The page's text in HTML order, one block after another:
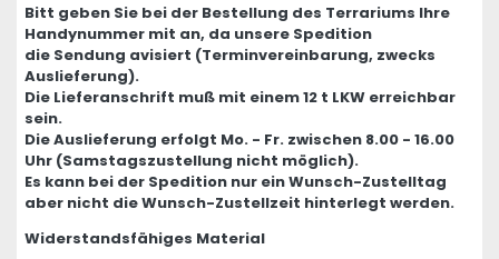
Bitt geben Sie bei der Bestellung des Terrariums Ihre
Handynummer mit an, da unsere Spedition
die Sendung avisiert (Terminvereinbarung, zwecks
Auslieferung).
Die Lieferanschrift muß mit einem 12 t LKW erreichbar
sein.
Die Auslieferung erfolgt Mo. - Fr. zwischen 8.00 - 16.00
Uhr (Samstagszustellung nicht möglich).
Es kann bei der Spedition nur ein Wunsch-Zustelltag
aber nicht die Wunsch-Zustellzeit hinterlegt werden.
Widerstandsfähiges Material